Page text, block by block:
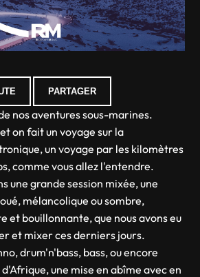
PARTAGER
nos aventures sous-marines.
on fait un voyage sur la
un voyage par les kilomètres
comme vous allez l'entendre.
une grande session mixée, une
mélancolique ou sombre,
et bouillonnante, que nous avons eu
et mixer ces derniers jours.
drum'n'bass, bass, ou encore
une mise en abîme avec en